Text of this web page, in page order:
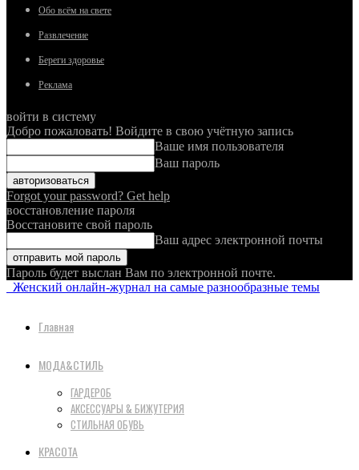
Обо всём на свете
Развлечение
Береги здоровье
Реклама
войти в систему
Добро пожаловать! Войдите в свою учётную запись
Ваше имя пользователя
Ваш пароль
Forgot your password? Get help
восстановление пароля
Восстановите свой пароль
Ваш адрес электронной почты
Пароль будет выслан Вам по электронной почте.
Женский онлайн-журнал на самые разнообразные темы
Главная
МОДА&СТИЛЬ
ГАРДЕРОБ
АКСЕССУАРЫ & БИЖУТЕРИЯ
СТИЛЬНАЯ ОБУВЬ
КРАСОТА